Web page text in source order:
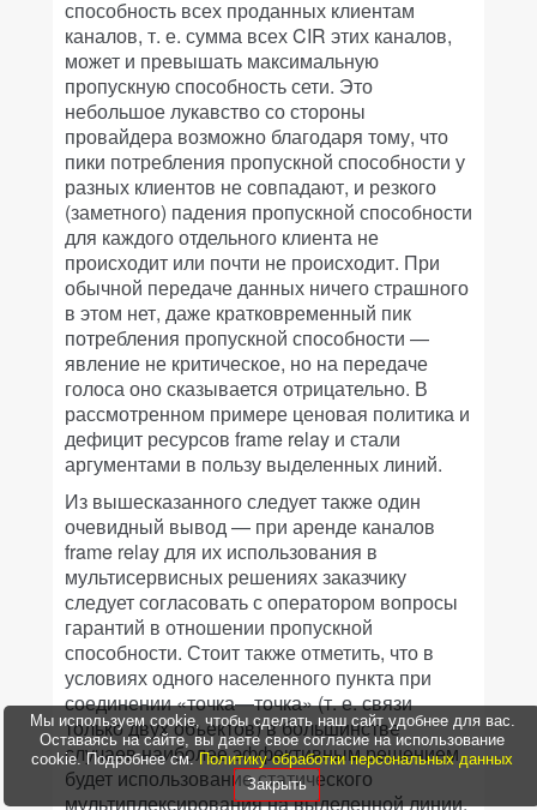
способность всех проданных клиентам
каналов, т. е. сумма всех CIR этих каналов,
может и превышать максимальную
пропускную способность сети. Это
небольшое лукавство со стороны
провайдера возможно благодаря тому, что
пики потребления пропускной способности у
разных клиентов не совпадают, и резкого
(заметного) падения пропускной способности
для каждого отдельного клиента не
происходит или почти не происходит. При
обычной передаче данных ничего страшного
в этом нет, даже кратковременный пик
потребления пропускной способности —
явление не критическое, но на передаче
голоса оно сказывается отрицательно. В
рассмотренном примере ценовая политика и
дефицит ресурсов frame relay и стали
аргументами в пользу выделенных линий.
Из вышесказанного следует также один
очевидный вывод — при аренде каналов
frame relay для их использования в
мультисервисных решениях заказчику
следует согласовать с оператором вопросы
гарантий в отношении пропускной
способности. Стоит также отметить, что в
условиях одного населенного пункта при
соединении «точка—точка» (т. е. связи
только двух объектов) в большинстве
случаев наиболее эффективным решением
будет использование статического
мультиплексирования на выделенной линии,
Мы используем cookie, чтобы сделать наш сайт удобнее для вас.
Оставаясь на сайте, вы даете свое согласие на использование
cookie. Подробнее см.Политику обработки персональных данных
Закрыть